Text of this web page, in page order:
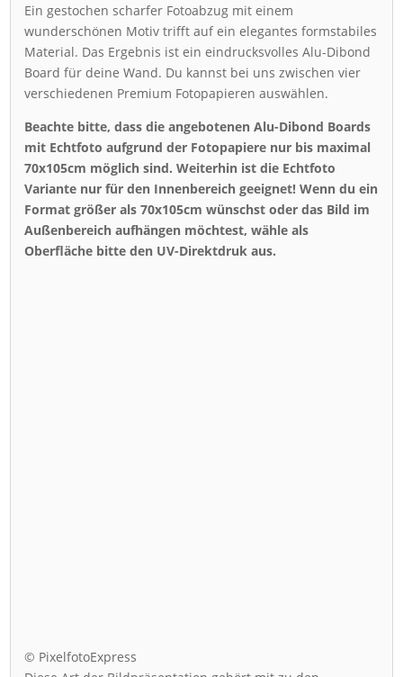
Ein gestochen scharfer Fotoabzug mit einem
wunderschönen Motiv trifft auf ein elegantes formstabiles
Material. Das Ergebnis ist ein eindrucksvolles Alu-Dibond
Board für deine Wand. Du kannst bei uns zwischen vier
verschiedenen Premium Fotopapieren auswählen.
Beachte bitte, dass die angebotenen Alu-Dibond Boards
mit Echtfoto aufgrund der Fotopapiere nur bis maximal
70x105cm möglich sind. Weiterhin ist die Echtfoto
Variante nur für den Innenbereich geeignet! Wenn du ein
Format größer als 70x105cm wünschst oder das Bild im
Außenbereich aufhängen möchtest, wähle als
Oberfläche bitte den UV-Direktdruk aus.
© PixelfotoExpress